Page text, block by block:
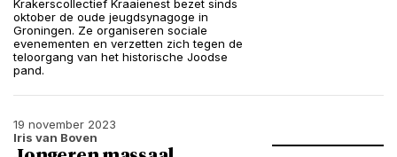
Krakerscollectief Kraaienest bezet sinds
oktober de oude jeugdsynagoge in
Groningen. Ze organiseren sociale
evenementen en verzetten zich tegen de
teloorgang van het historische Joodse
pand.
19 november 2023
Iris van Boven